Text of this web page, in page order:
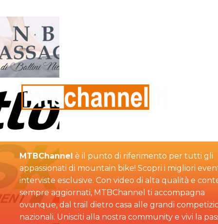
MTBChannel è il punto di riferimento per tutti gli
appassionati di mountain bike! Scopri i migliori
interviste esclusive. Con video di alta qualità e
sempre aggiornati, MTBChannel ti accompagna
ovunque, dal trail dietro casa alle grandi
nazionali. Unisciti alla nostra community e vivi la